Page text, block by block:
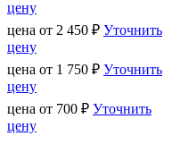
цену
цена от 2 450 ₽ Уточнить
цену
цена от 1 750 ₽ Уточнить
цену
цена от 700 ₽ Уточнить
цену